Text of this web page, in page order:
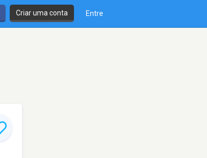
Criar uma conta Entre